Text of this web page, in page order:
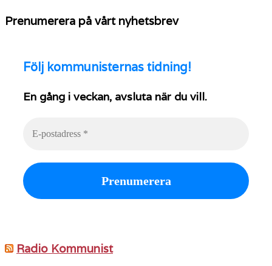
Prenumerera på vårt nyhetsbrev
Följ kommunisternas tidning!
En gång i veckan, avsluta när du vill.
Radio Kommunist